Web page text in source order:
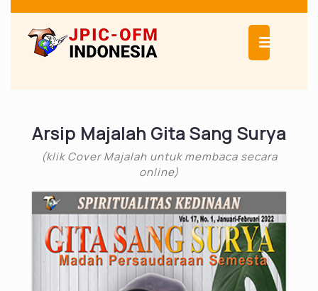
content
Arsip Majalah Gita Sang Surya
(klik Cover Majalah untuk membaca secara
online)